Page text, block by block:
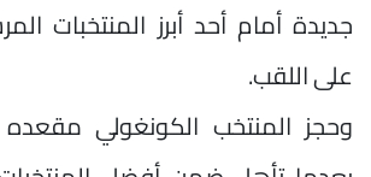
جديدة أمام أحد أبرز المنتخبات
على اللقب.
وحجز المنتخب الكونغولي